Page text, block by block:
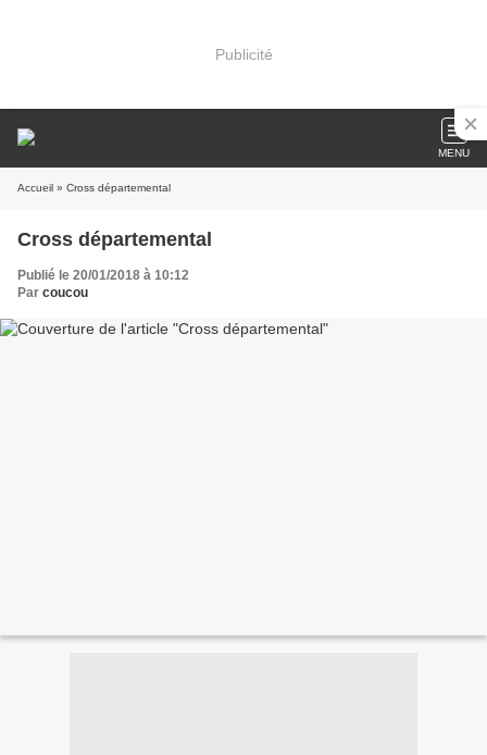
Publicité
MENU
Accueil » Cross départemental
Cross départemental
Publié le 20/01/2018 à 10:12
Par coucou